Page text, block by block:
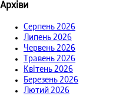
Архіви
Серпень 2026
Липень 2026
Червень 2026
Травень 2026
Квітень 2026
Березень 2026
Лютий 2026